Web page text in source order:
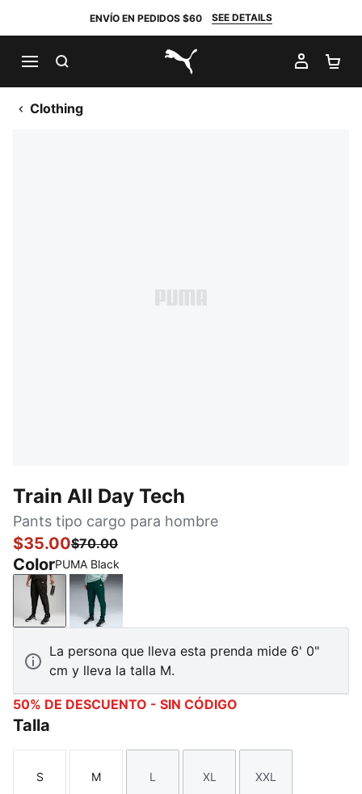
ENVÍO EN PEDIDOS $60 SEE DETAILS
PUMA.com
MI
Clothing
Train All Day Tech
Pants tipo cargo para hombre
$35.00$70.00
ColorPUMA Black
PUMA BlackGreen Terrain
La persona que lleva esta prenda mide 6' 0"
cm y lleva la talla M.
50% DE DESCUENTO - SIN CÓDIGO
Talla
Talla
S
Talla
M
Talla
L
Talla
XL
Talla
XXL